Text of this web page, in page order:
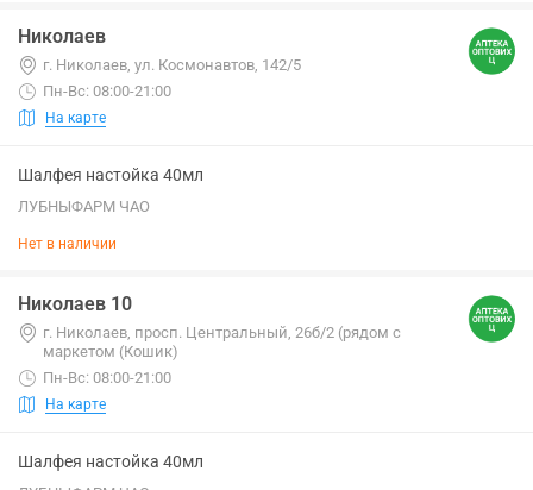
Николаев
г. Николаев, ул. Космонавтов, 142/5
Пн-Вс: 08:00-21:00
На карте
Шалфея настойка 40мл
ЛУБНЫФАРМ ЧАО
Нет в наличии
Николаев 10
г. Николаев, просп. Центральный, 26б/2 (рядом с
маркетом (Кошик)
Пн-Вс: 08:00-21:00
На карте
Шалфея настойка 40мл